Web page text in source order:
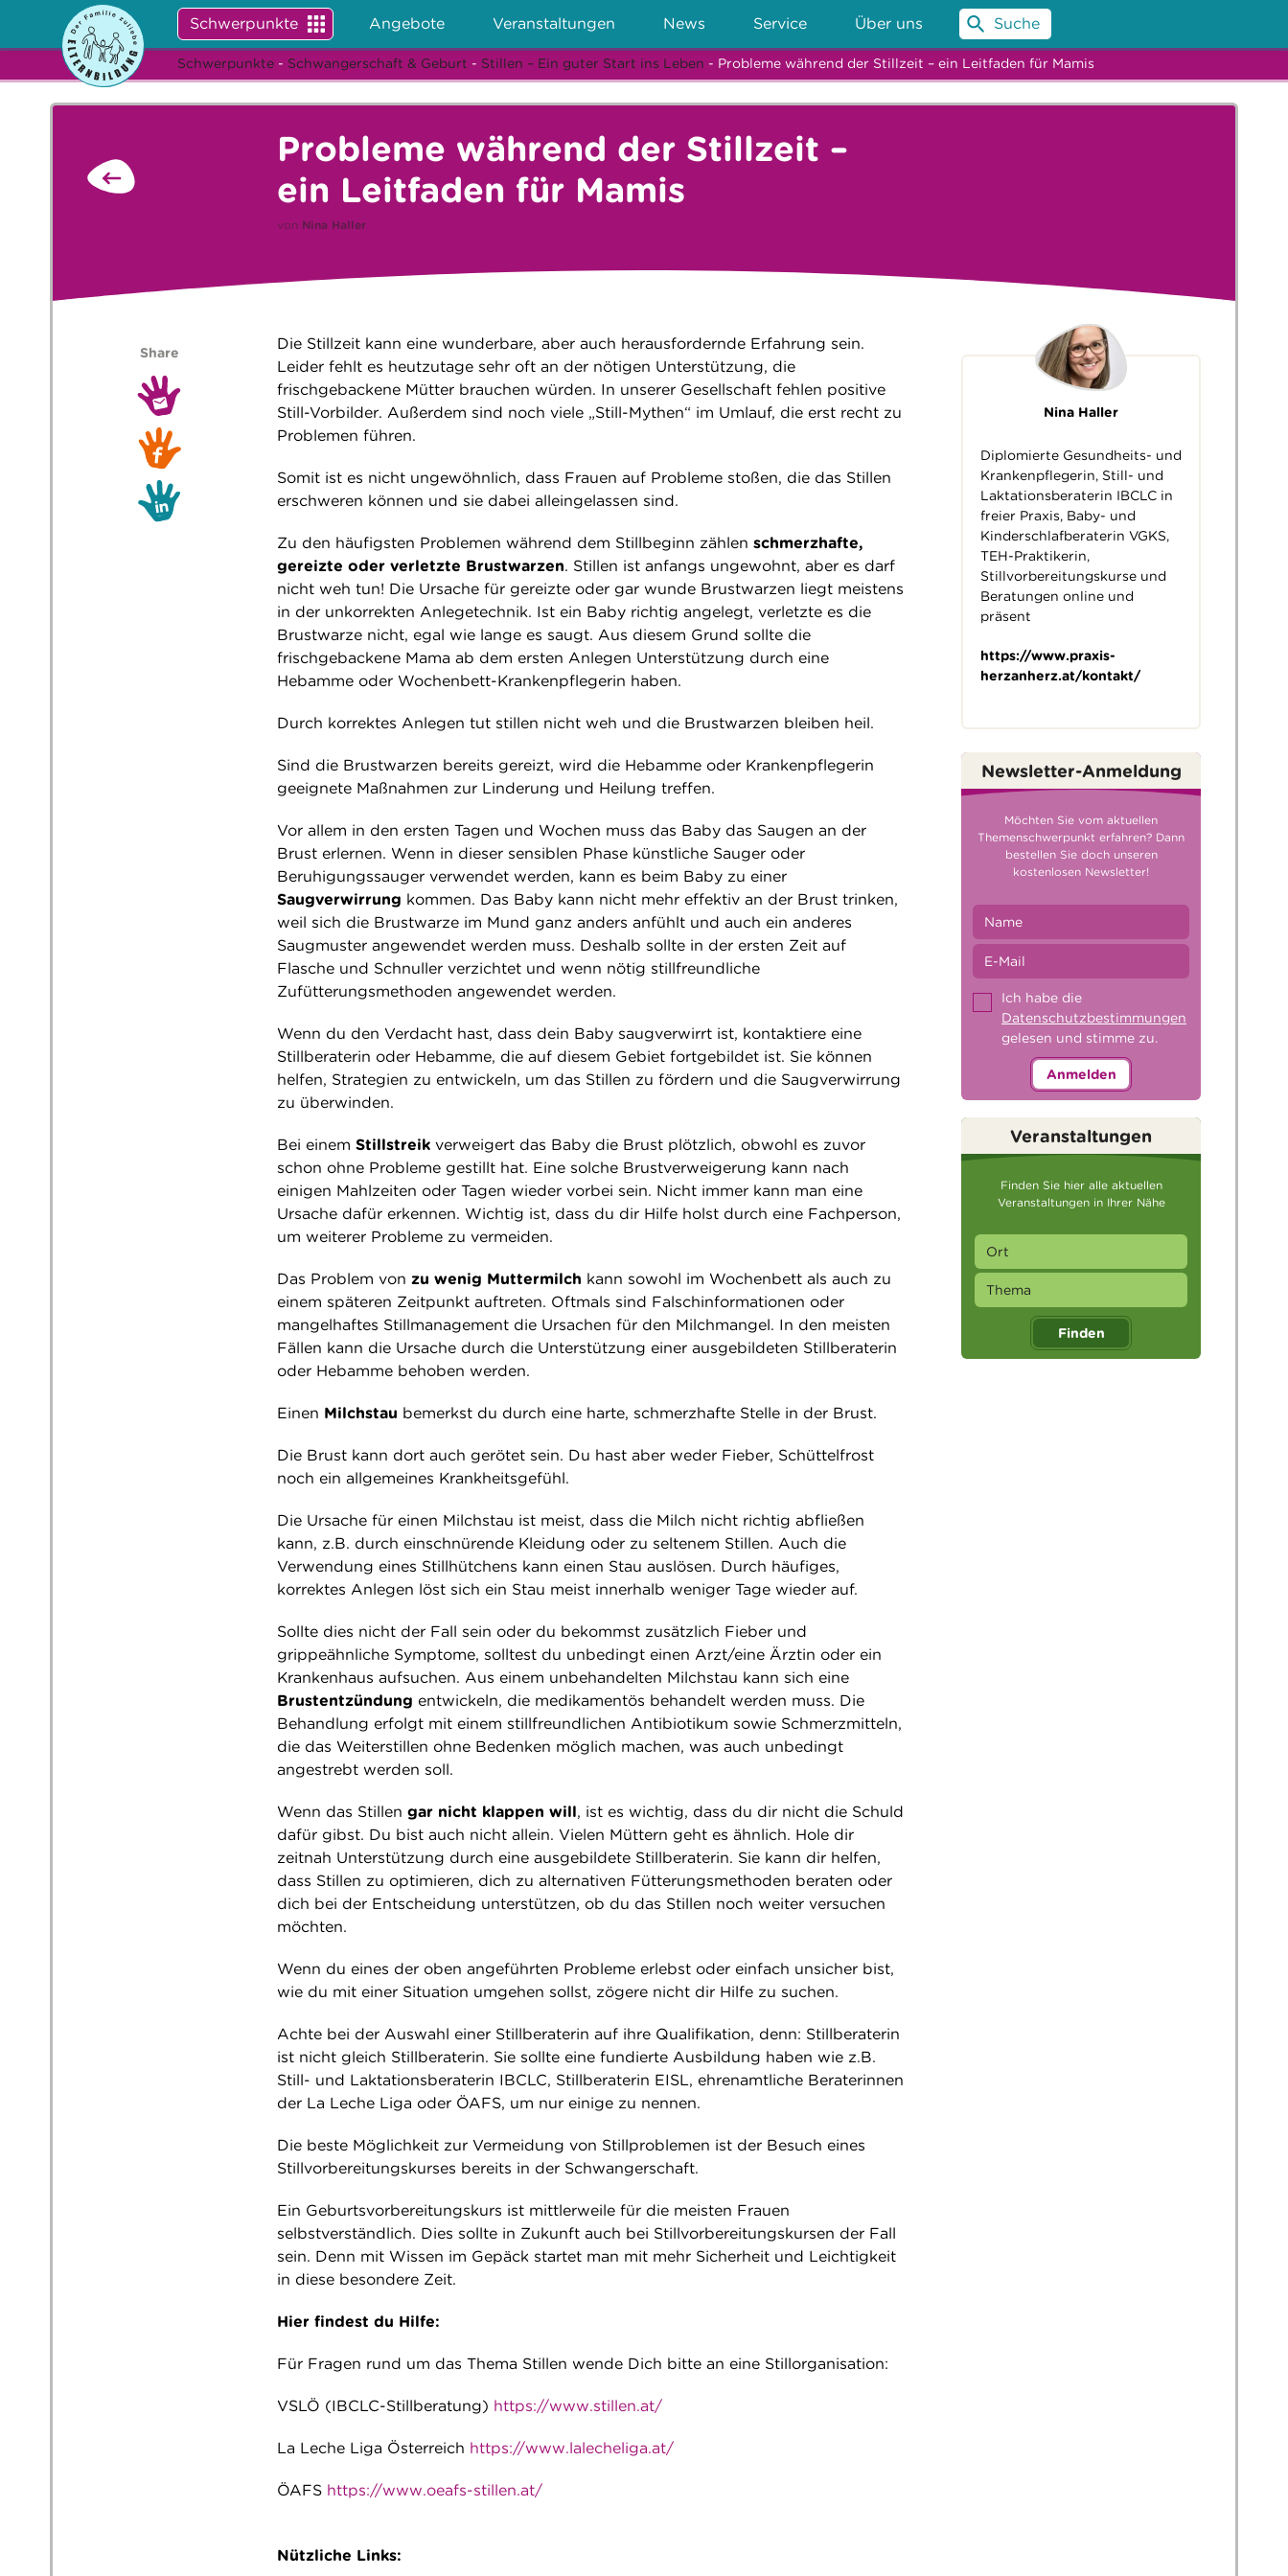
Schwerpunkte Angebote Veranstaltungen News Service Über uns Suche
Schwerpunkte - Schwangerschaft & Geburt - Stillen – Ein guter Start ins Leben - Probleme während der Stillzeit – ein Leitfaden für Mamis
Probleme während der Stillzeit –
ein Leitfaden für Mamis
von Nina Haller
Die Stillzeit kann eine wunderbare, aber auch herausfordernde Erfahrung sein.
Leider fehlt es heutzutage sehr oft an der nötigen Unterstützung, die
frischgebackene Mütter brauchen würden. In unserer Gesellschaft fehlen positive
Still-Vorbilder. Außerdem sind noch viele „Still-Mythen“ im Umlauf, die erst recht zu
Problemen führen.
Somit ist es nicht ungewöhnlich, dass Frauen auf Probleme stoßen, die das Stillen
erschweren können und sie dabei alleingelassen sind.
Zu den häufigsten Problemen während dem Stillbeginn zählen schmerzhafte,
gereizte oder verletzte Brustwarzen. Stillen ist anfangs ungewohnt, aber es darf
nicht weh tun! Die Ursache für gereizte oder gar wunde Brustwarzen liegt meistens
in der unkorrekten Anlegetechnik. Ist ein Baby richtig angelegt, verletzte es die
Brustwarze nicht, egal wie lange es saugt. Aus diesem Grund sollte die
frischgebackene Mama ab dem ersten Anlegen Unterstützung durch eine
Hebamme oder Wochenbett-Krankenpflegerin haben.
Durch korrektes Anlegen tut stillen nicht weh und die Brustwarzen bleiben heil.
Sind die Brustwarzen bereits gereizt, wird die Hebamme oder Krankenpflegerin
geeignete Maßnahmen zur Linderung und Heilung treffen.
Vor allem in den ersten Tagen und Wochen muss das Baby das Saugen an der
Brust erlernen. Wenn in dieser sensiblen Phase künstliche Sauger oder
Beruhigungssauger verwendet werden, kann es beim Baby zu einer
Saugverwirrung kommen. Das Baby kann nicht mehr effektiv an der Brust trinken,
weil sich die Brustwarze im Mund ganz anders anfühlt und auch ein anderes
Saugmuster angewendet werden muss. Deshalb sollte in der ersten Zeit auf
Flasche und Schnuller verzichtet und wenn nötig stillfreundliche
Zufütterungsmethoden angewendet werden.
Wenn du den Verdacht hast, dass dein Baby saugverwirrt ist, kontaktiere eine
Stillberaterin oder Hebamme, die auf diesem Gebiet fortgebildet ist. Sie können
helfen, Strategien zu entwickeln, um das Stillen zu fördern und die Saugverwirrung
zu überwinden.
Bei einem Stillstreik verweigert das Baby die Brust plötzlich, obwohl es zuvor
schon ohne Probleme gestillt hat. Eine solche Brustverweigerung kann nach
einigen Mahlzeiten oder Tagen wieder vorbei sein. Nicht immer kann man eine
Ursache dafür erkennen. Wichtig ist, dass du dir Hilfe holst durch eine Fachperson,
um weiterer Probleme zu vermeiden.
Das Problem von zu wenig Muttermilch kann sowohl im Wochenbett als auch zu
einem späteren Zeitpunkt auftreten. Oftmals sind Falschinformationen oder
mangelhaftes Stillmanagement die Ursachen für den Milchmangel. In den meisten
Fällen kann die Ursache durch die Unterstützung einer ausgebildeten Stillberaterin
oder Hebamme behoben werden.
Einen Milchstau bemerkst du durch eine harte, schmerzhafte Stelle in der Brust.
Die Brust kann dort auch gerötet sein. Du hast aber weder Fieber, Schüttelfrost
noch ein allgemeines Krankheitsgefühl.
Die Ursache für einen Milchstau ist meist, dass die Milch nicht richtig abfließen
kann, z.B. durch einschnürende Kleidung oder zu seltenem Stillen. Auch die
Verwendung eines Stillhütchens kann einen Stau auslösen. Durch häufiges,
korrektes Anlegen löst sich ein Stau meist innerhalb weniger Tage wieder auf.
Sollte dies nicht der Fall sein oder du bekommst zusätzlich Fieber und
grippeähnliche Symptome, solltest du unbedingt einen Arzt/eine Ärztin oder ein
Krankenhaus aufsuchen. Aus einem unbehandelten Milchstau kann sich eine
Brustentzündung entwickeln, die medikamentös behandelt werden muss. Die
Behandlung erfolgt mit einem stillfreundlichen Antibiotikum sowie Schmerzmitteln,
die das Weiterstillen ohne Bedenken möglich machen, was auch unbedingt
angestrebt werden soll.
Wenn das Stillen gar nicht klappen will, ist es wichtig, dass du dir nicht die Schuld
dafür gibst. Du bist auch nicht allein. Vielen Müttern geht es ähnlich. Hole dir
zeitnah Unterstützung durch eine ausgebildete Stillberaterin. Sie kann dir helfen,
dass Stillen zu optimieren, dich zu alternativen Fütterungsmethoden beraten oder
dich bei der Entscheidung unterstützen, ob du das Stillen noch weiter versuchen
möchten.
Wenn du eines der oben angeführten Probleme erlebst oder einfach unsicher bist,
wie du mit einer Situation umgehen sollst, zögere nicht dir Hilfe zu suchen.
Achte bei der Auswahl einer Stillberaterin auf ihre Qualifikation, denn: Stillberaterin
ist nicht gleich Stillberaterin. Sie sollte eine fundierte Ausbildung haben wie z.B.
Still- und Laktationsberaterin IBCLC, Stillberaterin EISL, ehrenamtliche Beraterinnen
der La Leche Liga oder ÖAFS, um nur einige zu nennen.
Die beste Möglichkeit zur Vermeidung von Stillproblemen ist der Besuch eines
Stillvorbereitungskurses bereits in der Schwangerschaft.
Ein Geburtsvorbereitungskurs ist mittlerweile für die meisten Frauen
selbstverständlich. Dies sollte in Zukunft auch bei Stillvorbereitungskursen der Fall
sein. Denn mit Wissen im Gepäck startet man mit mehr Sicherheit und Leichtigkeit
in diese besondere Zeit.
Hier findest du Hilfe:
Für Fragen rund um das Thema Stillen wende Dich bitte an eine Stillorganisation:
VSLÖ (IBCLC-Stillberatung) https://www.stillen.at/
La Leche Liga Österreich https://www.lalecheliga.at/
ÖAFS https://www.oeafs-stillen.at/
Nützliche Links:
Share
Nina Haller
Diplomierte Gesundheits- und
Krankenpflegerin, Still- und
Laktationsberaterin IBCLC in
freier Praxis, Baby- und
Kinderschlafberaterin VGKS,
TEH-Praktikerin,
Stillvorbereitungskurse und
Beratungen online und
präsent
https://www.praxis-
herzanherz.at/kontakt/
Newsletter-Anmeldung
Möchten Sie vom aktuellen
Themenschwerpunkt erfahren? Dann
bestellen Sie doch unseren
kostenlosen Newsletter!
Ich habe die
Datenschutzbestimmungen
gelesen und stimme zu.
Anmelden
Veranstaltungen
Finden Sie hier alle aktuellen
Veranstaltungen in Ihrer Nähe
Finden